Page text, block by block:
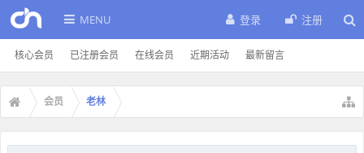
MENU
核心会员 已注册会员 在线会员 近期活动 最新留言
登录 注册
会员 老林